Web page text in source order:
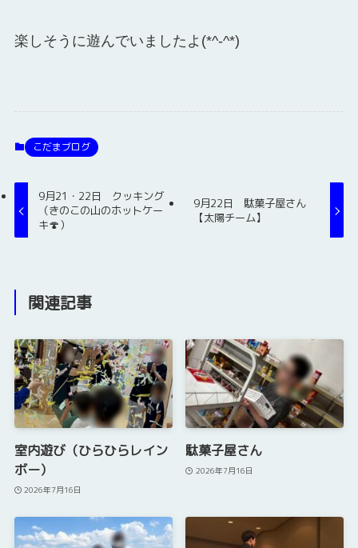
楽しそうに遊んでいましたよ(*^-^*)
こだまブログ
9月21・22日 クッキング
（きのこの山のホットケー
キ🍄）
9月22日 駄菓子屋さん
【太陽チーム】
関連記事
室内遊び（ひらひらレイン
ボー）
2026年7月16日
駄菓子屋さん
2026年7月16日